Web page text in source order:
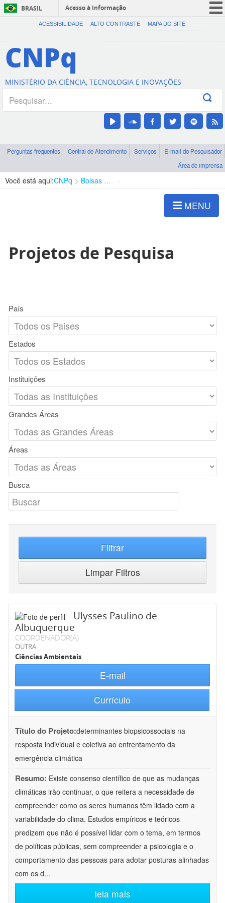
BRASIL
Acesso à informação
CORONAVÍRUS (COVID-19)
Canais
ACESSIBILIDADE ALTO CONTRASTE MAPA DO SITE
CNPq
MINISTÉRIO DA CIÊNCIA, TECNOLOGIA E INOVAÇÕES
Perguntas frequentes Central de Atendimento Serviços
E-mail do Pesquisador
Área de imprensa
Você está aqui:CNPq Bolsas e Auxílios Vigentes
MENU
Projetos de Pesquisa
País
Estados
Instituições
Grandes Áreas
Áreas
Busca
Filtrar
Limpar Filtros
Ulysses Paulino de
Albuquerque
COORDENADOR(A)
OUTRA
Ciências Ambientais
E-mail
Currículo
Título do Projeto:determinantes biopsicossociais na
resposta individual e coletiva ao enfrentamento da
emergência climática
Resumo: Existe consenso científico de que as mudanças
climáticas irão continuar, o que reitera a necessidade de
compreender como os seres humanos têm lidado com a
variabilidade do clima. Estudos empíricos e teóricos
predizem que não é possível lidar com o tema, em termos
de políticas públicas, sem compreender a psicologia e o
comportamento das pessoas para adotar posturas alinhadas
com os d...
leia mais